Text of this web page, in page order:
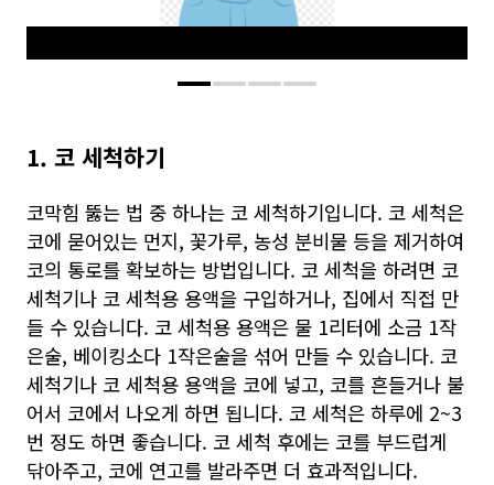
1. 코 세척하기
코막힘 뚫는 법 중 하나는 코 세척하기입니다. 코 세척은
코에 묻어있는 먼지, 꽃가루, 농성 분비물 등을 제거하여
코의 통로를 확보하는 방법입니다. 코 세척을 하려면 코
세척기나 코 세척용 용액을 구입하거나, 집에서 직접 만
들 수 있습니다. 코 세척용 용액은 물 1리터에 소금 1작
은술, 베이킹소다 1작은술을 섞어 만들 수 있습니다. 코
세척기나 코 세척용 용액을 코에 넣고, 코를 흔들거나 불
어서 코에서 나오게 하면 됩니다. 코 세척은 하루에 2~3
번 정도 하면 좋습니다. 코 세척 후에는 코를 부드럽게
닦아주고, 코에 연고를 발라주면 더 효과적입니다.